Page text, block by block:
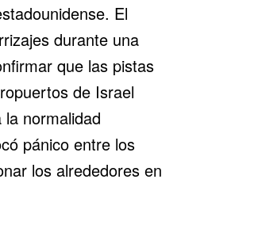
El
durante una
que las pistas
de Israel
normalidad
pánico entre los
los alrededores en